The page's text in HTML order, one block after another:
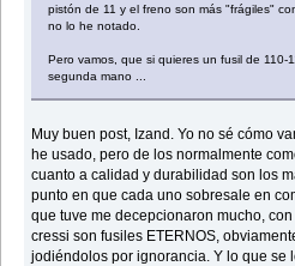
pistón de 11 y el freno son más "frágiles"
no lo he notado.
Pero vamos, que si quieres un fusil de 110-
segunda mano ...
Muy buen post, Izand. Yo no sé cómo
he usado, pero de los normalmente
cuanto a calidad y durabilidad son los
punto en que cada uno sobresale en
que tuve me decepcionaron mucho,
cressi son fusiles ETERNOS,
jodiéndolos por ignorancia. Y lo que se